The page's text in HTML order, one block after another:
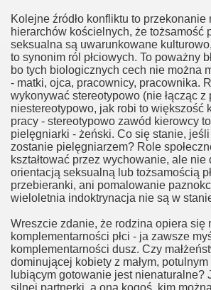
Kolejne źródło konfliktu to przekonanie
hierarchów kościelnych, że tożsamość
seksualna są uwarunkowane
to synonim ról płciowych. To poważny
bo tych biologicznych cech nie można
- matki, ojca, pracownicy, pracownika.
wykonywać stereotypowo (nie łącząc z
niestereotypowo, jak robi to większość
pracy - stereotypowo zawód kierowcy
pielęgniarki - żeński. Co się stanie,
zostanie pielęgniarzem? Role
kształtować przez wychowanie, ale nie
orientacją seksualną lub tożsamością
przebieranki, ani pomalowanie
wieloletnia indoktrynacja nie są w
Wreszcie zdanie, że rodzina opiera się
komplementarności płci - ja zawsze
komplementarności dusz. Czy
dominującej kobiety z małym,
lubiącym gotowanie jest nienaturalne?
silnej partnerki, a ona kogoś, kim